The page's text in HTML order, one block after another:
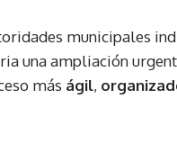
municipales
una ampliación
más ágil,